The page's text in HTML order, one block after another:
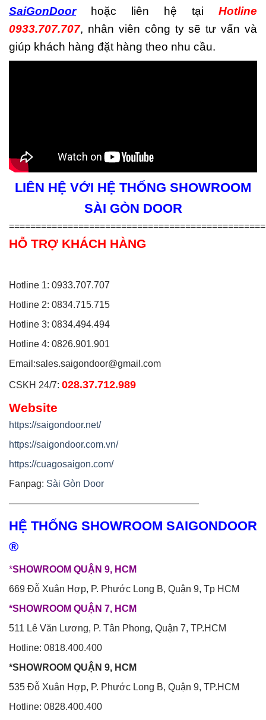
SaiGonDoorhoặc liên hệ tại Hotline
0933.707.707, nhân viên công ty sẽ tư vấn và
giúp khách hàng đặt hàng theo nhu cầu.
LIÊN HỆ VỚI HỆ THỐNG SHOWROOM
SÀI GÒN DOOR
================================================
HỖ TRỢ KHÁCH HÀNG
Hotline 1: 0933.707.707
Hotline 2: 0834.715.715
Hotline 3: 0834.494.494
Hotline 4: 0826.901.901
Email:sales.saigondoor@gmail.com
CSKH 24/7: 028.37.712.989
Website
https://saigondoor.net/
https://saigondoor.com.vn/
https://cuagosaigon.com/
Fanpag: Sài Gòn Door
————————————————————
HỆ THỐNG SHOWROOM SAIGONDOOR
®
*SHOWROOM QUẬN 9, HCM
669 Đỗ Xuân Hợp, P. Phước Long B, Quận 9, Tp HCM
*SHOWROOM QUẬN 7, HCM
511 Lê Văn Lương, P. Tân Phong, Quận 7, TP.HCM
Hotline: 0818.400.400
*SHOWROOM QUẬN 9, HCM
535 Đỗ Xuân Hợp, P. Phước Long B, Quận 9, TP.HCM
Hotline: 0828.400.400